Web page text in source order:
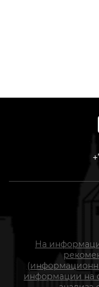
На
информации на